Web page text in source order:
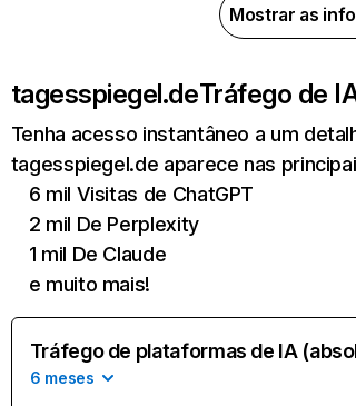
Mostrar as
tagesspiegel.deTráfego de
Tenha acesso instantâneo a um
tagesspiegel.de aparece nas
6 mil Visitas de ChatGPT
2 mil De Perplexity
1 mil De Claude
e muito mais!
Tráfego de plataformas de IA
6 meses